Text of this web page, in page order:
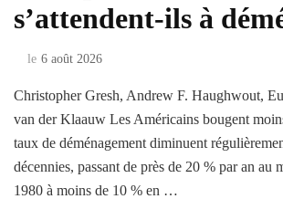
s’attendent-ils à
le 6 août 2026
Christopher Gresh, Andrew F. Haughwout,
van der Klaauw Les Américains bougent
taux de déménagement diminuent
décennies, passant de près de 20 % par an au
1980 à moins de 10 % en …